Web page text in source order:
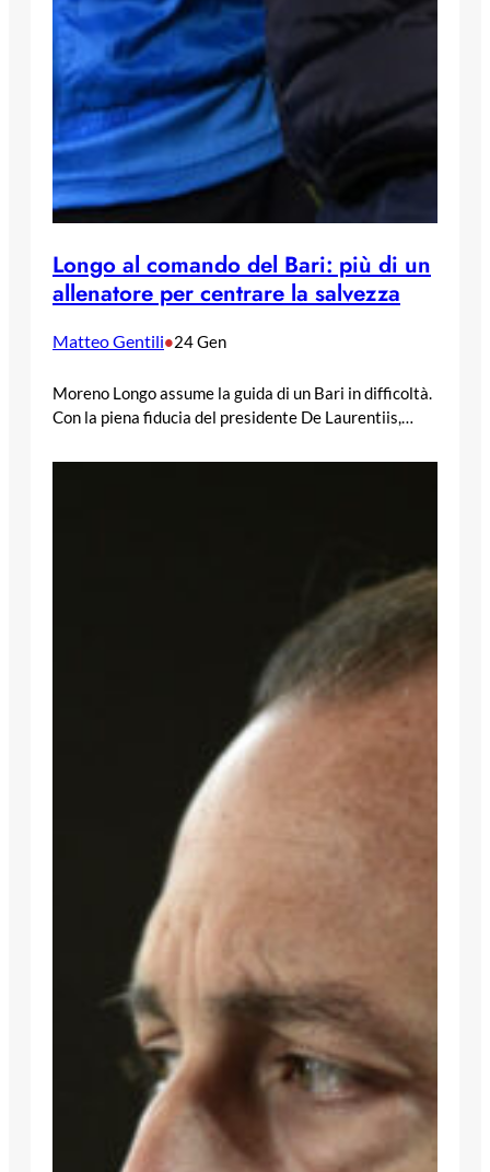
Longo al comando del Bari: più di un
allenatore per centrare la salvezza
Matteo Gentili•24 Gen
Moreno Longo assume la guida di un Bari in difficoltà.
Con la piena fiducia del presidente De Laurentiis,…